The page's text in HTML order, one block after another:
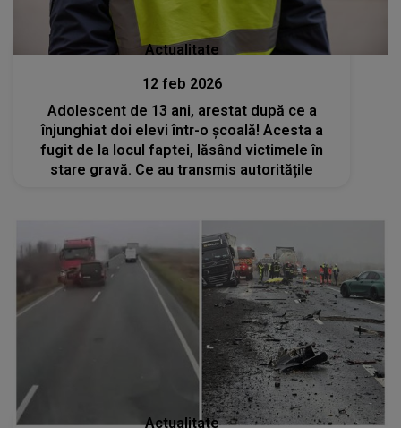
Actualitate
12 feb 2026
Adolescent de 13 ani, arestat după ce a
înjunghiat doi elevi într-o școală! Acesta a
fugit de la locul faptei, lăsând victimele în
stare gravă. Ce au transmis autoritățile
Actualitate